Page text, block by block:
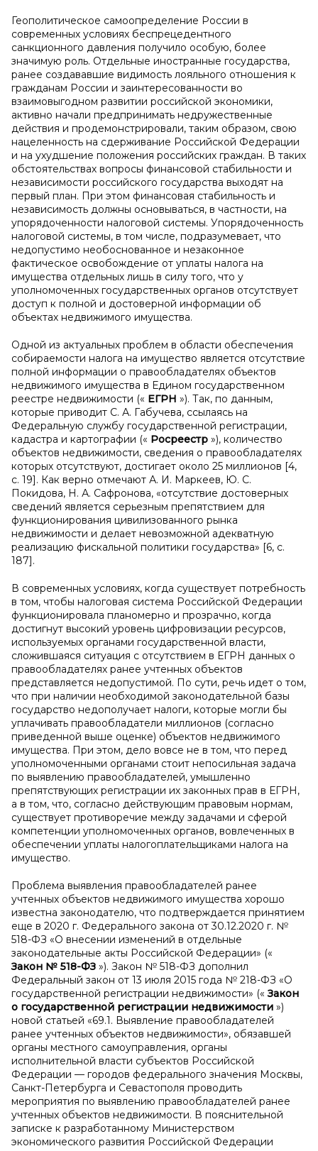
Геополитическое самоопределение России в
современных условиях беспрецедентного
санкционного давления получило особую, более
значимую роль. Отдельные иностранные государства,
ранее создававшие видимость лояльного отношения к
гражданам России и заинтересованности во
взаимовыгодном развитии российской экономики,
активно начали предпринимать недружественные
действия и продемонстрировали, таким образом, свою
нацеленность на сдерживание Российской Федерации
и на ухудшение положения российских граждан. В таких
обстоятельствах вопросы финансовой стабильности и
независимости российского государства выходят на
первый план. При этом финансовая стабильность и
независимость должны основываться, в частности, на
упорядоченности налоговой системы. Упорядоченность
налоговой системы, в том числе, подразумевает, что
недопустимо необоснованное и незаконное
фактическое освобождение от уплаты налога на
имущества отдельных лишь в силу того, что у
уполномоченных государственных органов отсутствует
доступ к полной и достоверной информации об
объектах недвижимого имущества.
Одной из актуальных проблем в области обеспечения
собираемости налога на имущество является отсутствие
полной информации о правообладателях объектов
недвижимого имущества в Едином государственном
реестре недвижимости (« ЕГРН »). Так, по данным,
которые приводит С. А. Габучева, ссылаясь на
Федеральную службу государственной регистрации,
кадастра и картографии (« Росреестр »), количество
объектов недвижимости, сведения о правообладателях
которых отсутствуют, достигает около 25 миллионов [4,
с. 19]. Как верно отмечают А. И. Маркеев, Ю. С.
Покидова, Н. А. Сафронова, «отсутствие достоверных
сведений является серьезным препятствием для
функционирования цивилизованного рынка
недвижимости и делает невозможной адекватную
реализацию фискальной политики государства» [6, c.
187].
В современных условиях, когда существует потребность
в том, чтобы налоговая система Российской Федерации
функционировала планомерно и прозрачно, когда
достигнут высокий уровень цифровизации ресурсов,
используемых органами государственной власти,
сложившаяся ситуация с отсутствием в ЕГРН данных о
правообладателях ранее учтенных объектов
представляется недопустимой. По сути, речь идет о том,
что при наличии необходимой законодательной базы
государство недополучает налоги, которые могли бы
уплачивать правообладатели миллионов (согласно
приведенной выше оценке) объектов недвижимого
имущества. При этом, дело вовсе не в том, что перед
уполномоченными органами стоит непосильная задача
по выявлению правообладателей, умышленно
препятствующих регистрации их законных прав в ЕГРН,
а в том, что, согласно действующим правовым нормам,
существует противоречие между задачами и сферой
компетенции уполномоченных органов, вовлеченных в
обеспечении уплаты налогоплательщиками налога на
имущество.
Проблема выявления правообладателей ранее
учтенных объектов недвижимого имущества хорошо
известна законодателю, что подтверждается принятием
еще в 2020 г. Федерального закона от 30.12.2020 г. №
518-ФЗ «О внесении изменений в отдельные
законодательные акты Российской Федерации» («
Закон № 518-ФЗ »). Закон № 518-ФЗ дополнил
Федеральный закон от 13 июля 2015 года № 218-ФЗ «О
государственной регистрации недвижимости» («Закон
о государственной регистрации недвижимости »)
новой статьей «69.1. Выявление правообладателей
ранее учтенных объектов недвижимости», обязавшей
органы местного самоуправления, органы
исполнительной власти субъектов Российской
Федерации — городов федерального значения Москвы,
Санкт-Петербурга и Севастополя проводить
мероприятия по выявлению правообладателей ранее
учтенных объектов недвижимости. В пояснительной
записке к разработанному Министерством
экономического развития Российской Федерации